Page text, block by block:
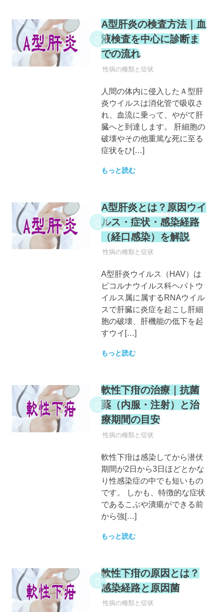
A型肝炎の検査方法｜血
液検査を中心に診断ま
での流れ
性病
性病の種類と症状
人間の体内に侵入したＡ型肝
炎ウイルスは消化管で吸収さ
れ、血流に乗って、やがて肝
臓へと到達します。 肝細胞の
破壊やその他重篤な死に至る
症状をひ[…]
もっと読む
A型肝炎とは？原因ウイ
ルス・症状・感染経路
（経口感染）を解説
性病
性病の種類と症状
A型肝炎ウイルス（HAV）は
ピコルナウイルス科ヘパトウ
イルス属に属するRNAウイル
スで肝臓に炎症を起こし肝細
胞の破壊、肝機能の低下を起
すウイ[…]
もっと読む
軟性下疳の治療｜抗菌
薬（内服・注射）と治
療期間の目安
性病
性病の種類と症状
軟性下疳は感染してから潜伏
期間が2日から3日ほどとかな
り性感染症の中でも短いもの
です。 しかも、特徴的な症状
であるこぶや潰瘍ができる前
から強[…]
もっと読む
軟性下疳の原因とは？
感染経路と原因菌
性病
性病の種類と症状